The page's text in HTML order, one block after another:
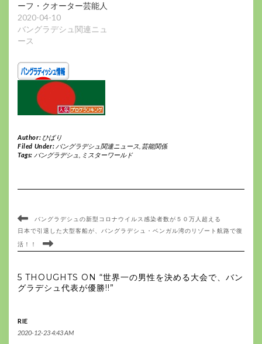
ーフ・クオーター芸能人
2020-04-10
バングラデシュ関連ニュ
ース
Author: ひばり
Filed Under: バングラデシュ関連ニュース 芸能関係
Tags: バングラデシュ ミスターワールド
バングラデシュの新型コロナウイルス感染者数が５０万人超える
日本で引退した大型客船が、バングラデシュ・ベンガル湾のリゾート航路で復
活！！
5 THOUGHTS ON “世界一の男性を決める大会で、バン
グラデシュ代表が優勝!!”
RIE
2020-12-23 4:43 AM